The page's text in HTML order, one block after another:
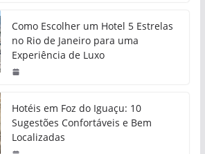
Como Escolher um Hotel 5 Estrelas
no Rio de Janeiro para uma
Experiência de Luxo
Hotéis em Foz do Iguaçu: 10
Sugestões Confortáveis e Bem
Localizadas